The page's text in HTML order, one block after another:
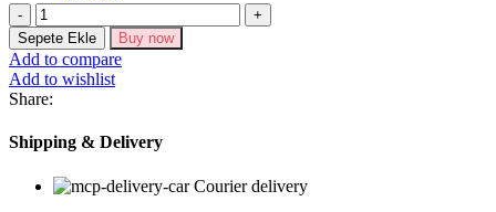
Kadın
Uzun
Kollu
Derin
V
Kruvaze
Yaka
Beli
Yırtmaç
Sepete Ekle Buy now
Add to compare
Add to wishlist
Share:
Shipping & Delivery
Courier delivery